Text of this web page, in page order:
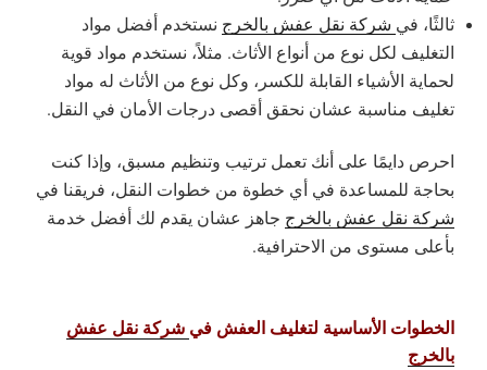
ثالثًا، في شركة نقل عفش بالخرج نستخدم أفضل مواد
التغليف لكل نوع من أنواع الأثاث. مثلاً، نستخدم مواد قوية
لحماية الأشياء القابلة للكسر، وكل نوع من الأثاث له مواد
تغليف مناسبة عشان نحقق أقصى درجات الأمان في النقل.
احرص دايمًا على أنك تعمل ترتيب وتنظيم مسبق، وإذا كنت
بحاجة للمساعدة في أي خطوة من خطوات النقل، فريقنا في
شركة نقل عفش بالخرج جاهز عشان يقدم لك أفضل خدمة
بأعلى مستوى من الاحترافية.
الخطوات الأساسية لتغليف العفش في شركة نقل عفش
بالخرج